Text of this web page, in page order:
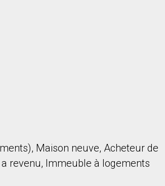
Maison neuve, Acheteur de
revenu, Immeuble à logements